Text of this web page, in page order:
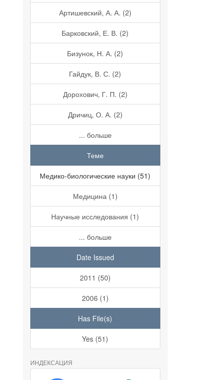
Артишевский, А. А. (2)
Барковский, Е. В. (2)
Бизунок, Н. А. (2)
Гайдук, В. С. (2)
Дорохович, Г. П. (2)
Дричиц, О. А. (2)
... больше
Теме
Медико-биологические науки (51)
Медицина (1)
Научные исследования (1)
... больше
Date Issued
2011 (50)
2006 (1)
Has File(s)
Yes (51)
ИНДЕКСАЦИЯ